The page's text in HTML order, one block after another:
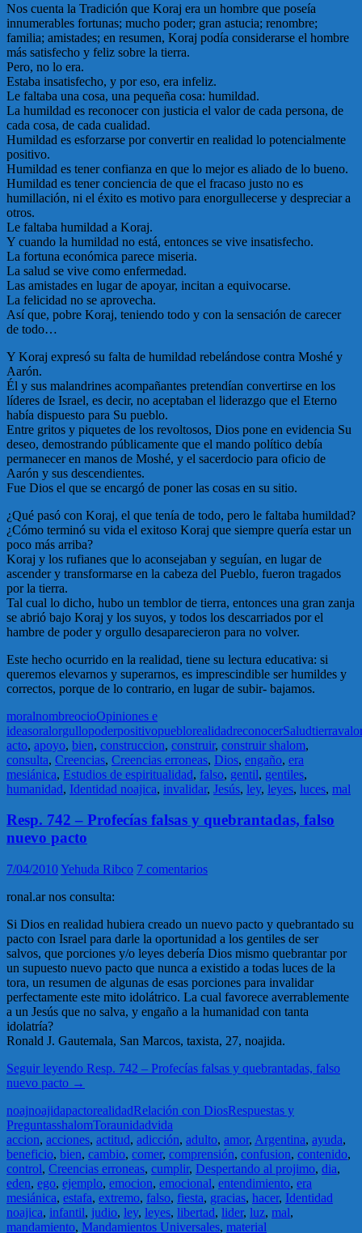
Nos cuenta la Tradición que Koraj era un hombre que poseía
innumerables fortunas; mucho poder; gran astucia; renombre;
familia; amistades; en resumen, Koraj podía considerarse el hombre
más satisfecho y feliz sobre la tierra.
Pero, no lo era.
Estaba insatisfecho, y por eso, era infeliz.
Le faltaba una cosa, una pequeña cosa: humildad.
La humildad es reconocer con justicia el valor de cada persona, de
cada cosa, de cada cualidad.
Humildad es esforzarse por convertir en realidad lo potencialmente
positivo.
Humildad es tener confianza en que lo mejor es aliado de lo bueno.
Humildad es tener conciencia de que el fracaso justo no es
humillación, ni el éxito es motivo para enorgullecerse y despreciar a
otros.
Le faltaba humildad a Koraj.
Y cuando la humildad no está, entonces se vive insatisfecho.
La fortuna económica parece miseria.
La salud se vive como enfermedad.
Las amistades en lugar de apoyar, incitan a equivocarse.
La felicidad no se aprovecha.
Así que, pobre Koraj, teniendo todo y con la sensación de carecer
de todo…
Y Koraj expresó su falta de humildad rebelándose contra Moshé y
Aarón.
Él y sus malandrines acompañantes pretendían convertirse en los
líderes de Israel, es decir, no aceptaban el liderazgo que el Eterno
había dispuesto para Su pueblo.
Entre gritos y piquetes de los revoltosos, Dios pone en evidencia Su
deseo, demostrando públicamente que el mando político debía
permanecer en manos de Moshé, y el sacerdocio para oficio de
Aarón y sus descendientes.
Fue Dios el que se encargó de poner las cosas en su sitio.
¿Qué pasó con Koraj, el que tenía de todo, pero le faltaba humildad?
¿Cómo terminó su vida el exitoso Koraj que siempre quería estar un
poco más arriba?
Koraj y los rufianes que lo aconsejaban y seguían, en lugar de
ascender y transformarse en la cabeza del Pueblo, fueron tragados
por la tierra.
Tal cual lo dicho, hubo un temblor de tierra, entonces una gran zanja
se abrió bajo Koraj y los suyos, y todos los descarriados por el
hambre de poder y orgullo desaparecieron para no volver.
Este hecho ocurrido en la realidad, tiene su lectura educativa: si
queremos elevarnos y superarnos, es imprescindible ser humildes y
correctos, porque de lo contrario, en lugar de subir- bajamos.
moralnombreocioOpiniones e
ideasoralorgullopoderpositivopueblorealidadreconocerSaludtierra
acto, apoyo, bien, construccion, construir, construir shalom,
consulta, Creencias, Creencias erroneas, Dios, engaño, era
mesiánica, Estudios de espiritualidad, falso, gentil, gentiles,
humanidad, Identidad noajica, invalidar, Jesús, ley, leyes, luces, mal
Resp. 742 – Profecías falsas y quebrantadas, falso
nuevo pacto
7/04/2010Yehuda Ribco 7 comentarios
ronal.ar nos consulta:
Si Dios en realidad hubiera creado un nuevo pacto y quebrantado su
pacto con Israel para darle la oportunidad a los gentiles de ser
salvos, que porciones y/o leyes debería Dios mismo quebrantar por
un supuesto nuevo pacto que nunca a existido a todas luces de la
tora, un resumen de algunas de esas porciones para invalidar
perfectamente este mito idolátrico. La cual favorece averrablemente
a un Jesús que no salva, y engaño a la humanidad con tanta
idolatría?
Ronald J. Gautemala, San Marcos, taxista, 27, noajida.
Seguir leyendo Resp. 742 – Profecías falsas y quebrantadas, falso
nuevo pacto →
noajnoajidapactorealidadRelación con DiosRespuestas y
PreguntasshalomToraunidadvida
accion, acciones, actitud, adicción, adulto, amor, Argentina, ayuda,
beneficio, bien, cambio, comer, comprensión, confusion, contenido,
control, Creencias erroneas, cumplir, Despertando al projimo, dia,
eden, ego, ejemplo, emocion, emocional, entendimiento, era
mesiánica, estafa, extremo, falso, fiesta, gracias, hacer, Identidad
noajica, infantil, judio, ley, leyes, libertad, lider, luz, mal,
mandamiento, Mandamientos Universales, material